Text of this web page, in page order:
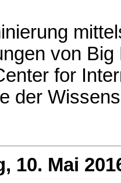
von
for
der
10. Mai